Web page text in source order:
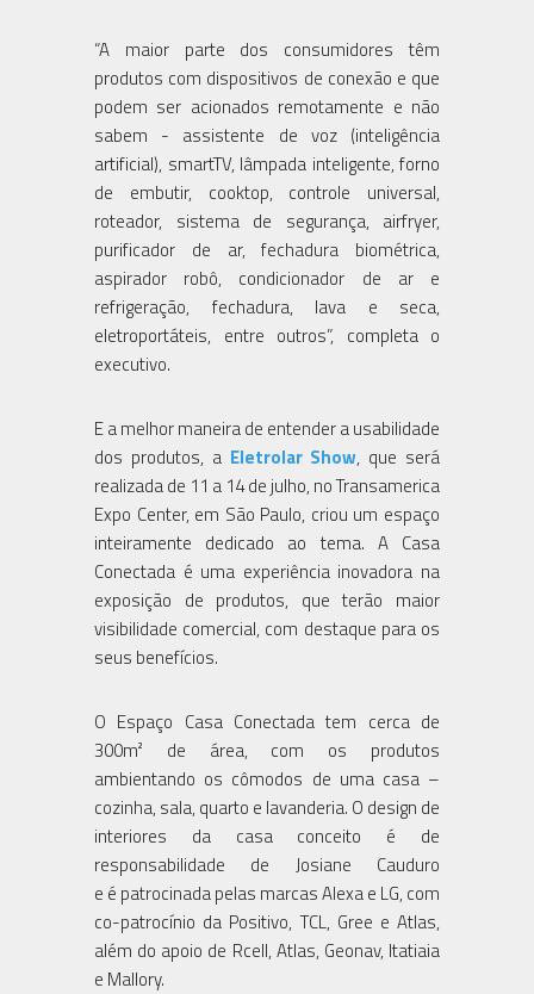
“A maior parte dos consumidores têm
produtos com dispositivos de conexão e que
podem ser acionados remotamente e não
sabem - assistente de voz (inteligência
artificial), smartTV, lâmpada inteligente, forno
de embutir, cooktop, controle universal,
roteador, sistema de segurança, airfryer,
purificador de ar, fechadura biométrica,
aspirador robô, condicionador de ar e
refrigeração, fechadura, lava e seca,
eletroportáteis, entre outros”, completa o
executivo.
E a melhor maneira de entender a usabilidade
dos produtos, a Eletrolar Show, que será
realizada de 11 a 14 de julho, no Transamerica
Expo Center, em São Paulo, criou um espaço
inteiramente dedicado ao tema. A Casa
Conectada é uma experiência inovadora na
exposição de produtos, que terão maior
visibilidade comercial, com destaque para os
seus benefícios.
O Espaço Casa Conectada tem cerca de
300m² de área, com os produtos
ambientando os cômodos de uma casa –
cozinha, sala, quarto e lavanderia. O design de
interiores da casa conceito é de
responsabilidade de Josiane Cauduro
e é patrocinada pelas marcas Alexa e LG, com
co-patrocínio da Positivo, TCL, Gree e Atlas,
além do apoio de Rcell, Atlas, Geonav, Itatiaia
e Mallory.